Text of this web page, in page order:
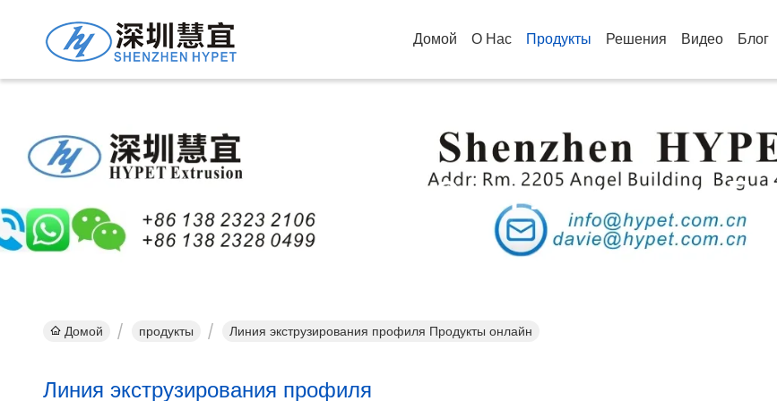
Домой О Нас Продукты Решения Видео Блог
Линия Экструзирования
Домой продукты Линия экструзирования профиля Продукты онлайн
Линия экструзирования профиля